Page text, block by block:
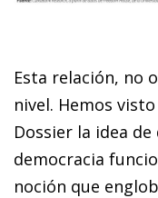
Esta relación, no
nivel. Hemos
Dossier la idea
democracia
noción que